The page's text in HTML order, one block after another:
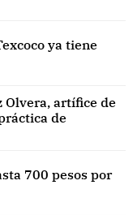
ya tiene
Olvera, artífice de
de
700 pesos por